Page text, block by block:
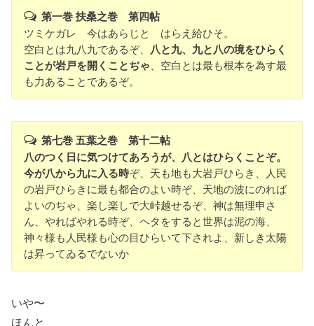
第一巻 扶桑之巻 第四帖
ツミケガレ 今はあらじと はらえ給ひそ。
空白とは九八九であるぞ、
八と九、九と八の境をひらく
ことが岩戸を開くことぢゃ 、空白とは最も根本を為す最
も力あることであるぞ。
第七巻 五葉之巻 第十二帖
八のつく日に気つけてあろうが、八とはひらくことぞ。
今が八から九に入る時ぞ、天も地も大岩戸ひらき、人民
の岩戸ひらきに最も都合のよい時ぞ、天地の波にのれば
よいのぢゃ、楽し楽しで大峠越せるぞ、神は無理申さ
ん、やればやれる時ぞ、ヘタをすると世界は泥の海、
神々様も人民様も心の目ひらいて下されよ、新しき太陽
は昇ってゐるでないか
いや〜
ほんと